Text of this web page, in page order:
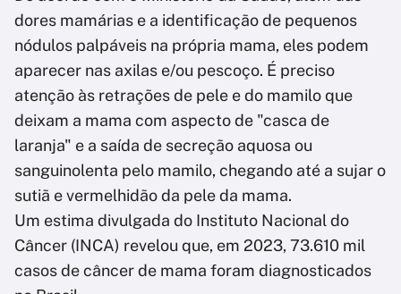
dores mamárias e a identificação de pequenos
nódulos palpáveis na própria mama, eles podem
aparecer nas axilas e/ou pescoço. É preciso
atenção às retrações de pele e do mamilo que
deixam a mama com aspecto de "casca de
laranja" e a saída de secreção aquosa ou
sanguinolenta pelo mamilo, chegando até a sujar o
sutiã e vermelhidão da pele da mama.
Um estima divulgada do Instituto Nacional do
Câncer (INCA) revelou que, em 2023, 73.610 mil
casos de câncer de mama foram diagnosticados